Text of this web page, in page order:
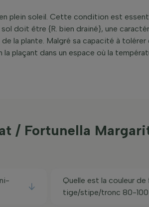
plein soleil. Cette condition est
doit être {R. bien drainé}, une
la plante. Malgré sa capacité à tolérer
plaçant dans un espace où la
/ Fortunella
Quelle est la couleur
tige/stipe/tronc 80-100